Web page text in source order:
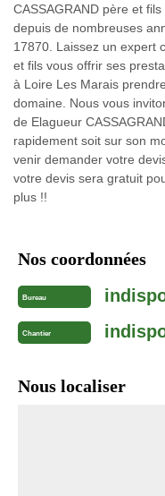
CASSAGRAND père et
depuis de nombreuses
17870. Laissez un expert
et fils vous offrir ses
à Loire Les Marais
domaine. Nous vous
de Elagueur
rapidement soit sur son
venir demander votre
votre devis sera gratuit
plus !!
Nos coordonnées
Bureau
Chantier
Nous localiser